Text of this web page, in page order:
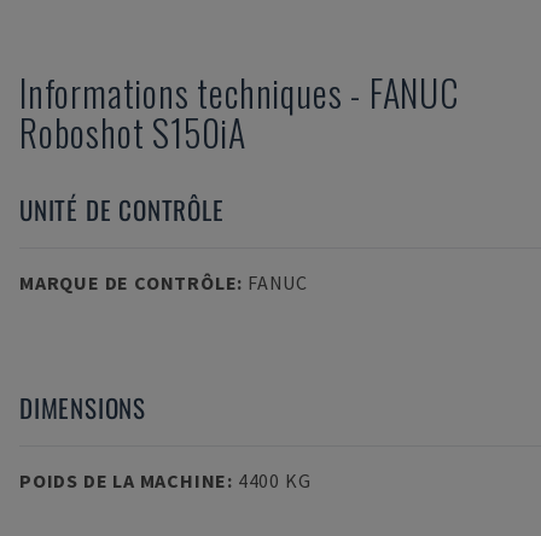
Informations techniques - FANUC
Roboshot S150iA
UNITÉ DE CONTRÔLE
MARQUE DE CONTRÔLE: FANUC
DIMENSIONS
POIDS DE LA MACHINE: 4400 KG